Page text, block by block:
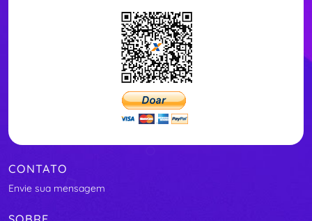
CONTATO
Envie sua mensagem